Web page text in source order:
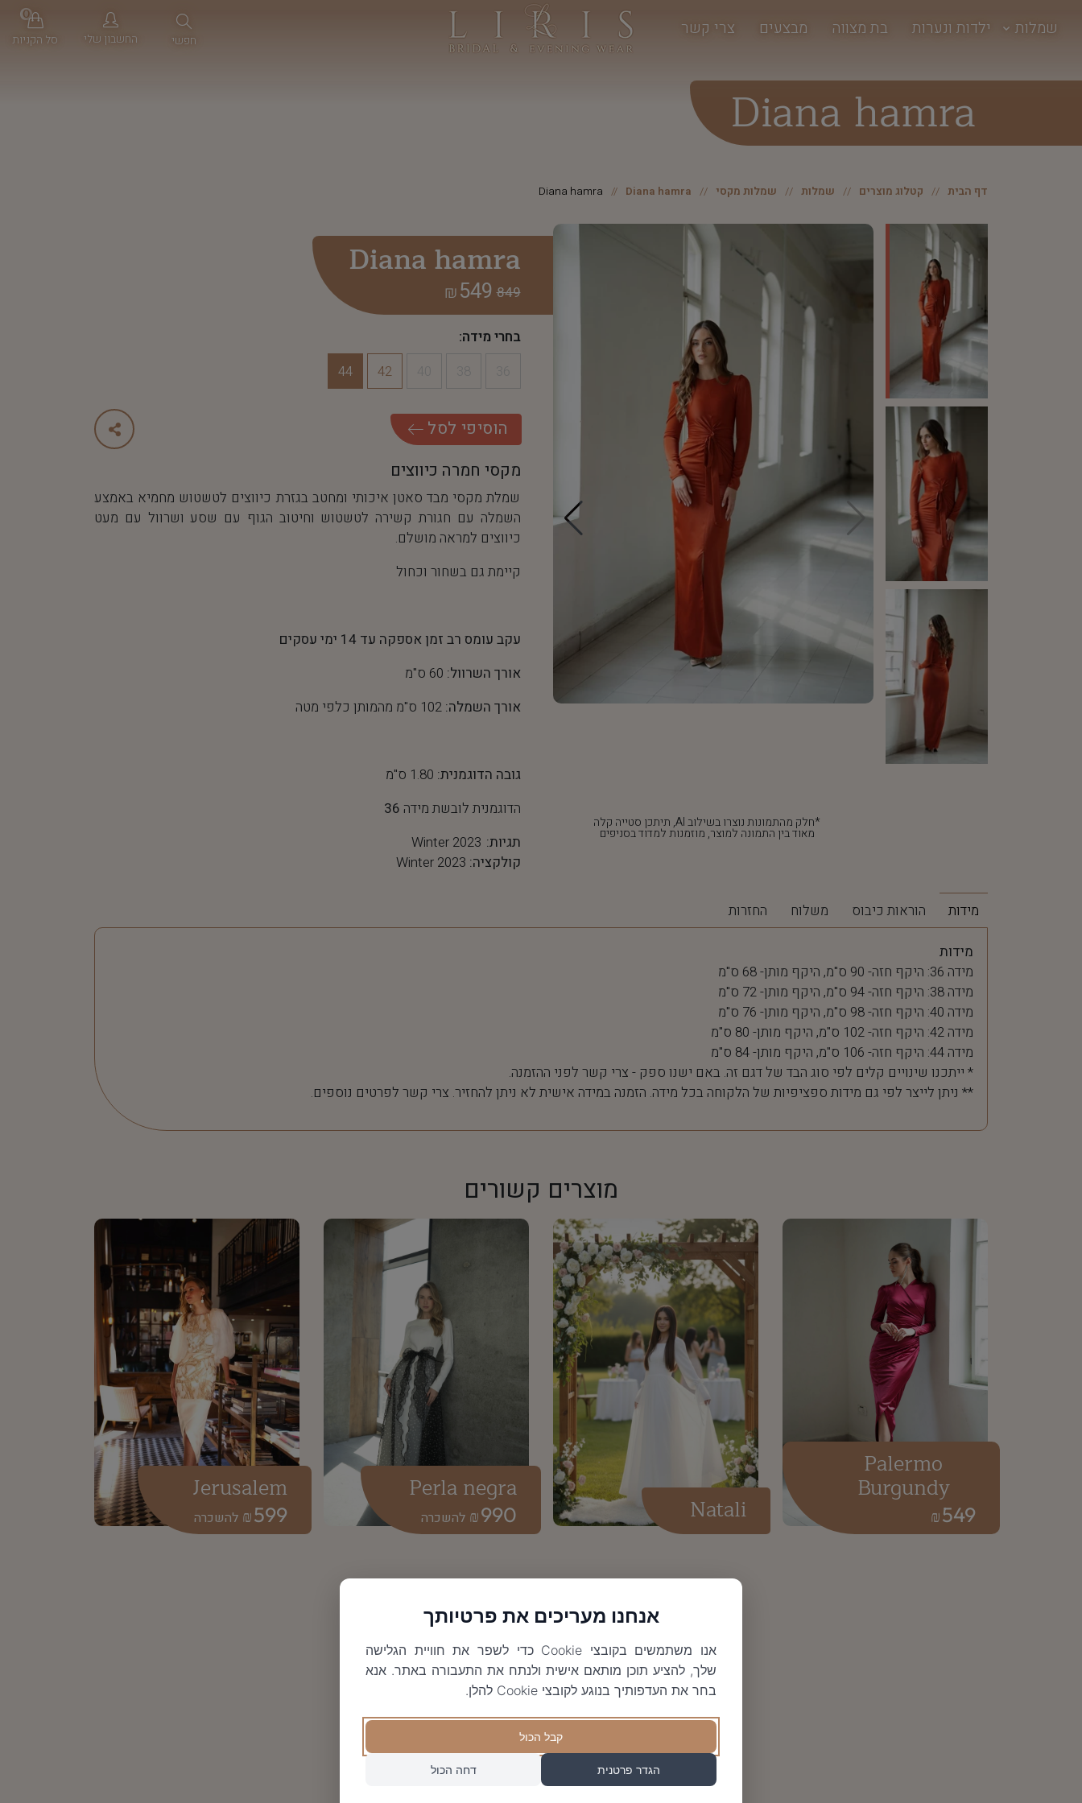
שמלות ילדות ונערות בת מצווה מבצעים צרי קשר
חפשי החשבון שלי סל הקניות
0
Diana hamra
דף הבית קטלוג מוצרים שמלות שמלות מקסי Diana hamra
Diana hamra
*חלק מהתמונות נוצרו בשילוב AI, תיתכן סטייה קלה
מאוד בין התמונה למוצר, מוזמנות למדוד בסניפים
Diana hamra
849
549
₪
בחרי מידה:
42
44
הוסיפי לסל
מקסי חמרה כיווצים
שמלת מקסי מבד סאטן איכותי ומחטב בגזרת כיווצים לטשטוש מחמיא באמצע
השמלה עם חגורת קשירה לטשטוש וחיטוב הגוף עם שסע ושרוול עם מעט
כיווצים למראה מושלם.
קיימת גם בשחור וכחול
עקב עומס רב זמן אספקה עד 14 ימי עסקים
אורך השרוול: 60 ס"מ
אורך השמלה: 102 ס"מ מהמותן כלפי מטה
גובה הדוגמנית: 1.80 ס"מ
הדוגמנית לובשת מידה 36
תגיות: Winter 2023
קולקציה: Winter 2023
מידות הוראות כיבוס משלוח החזרות
מידות
מידה 36: היקף חזה- 90 ס"מ, היקף מותן- 68 ס"מ
מידה 38: היקף חזה- 94 ס"מ, היקף מותן- 72 ס"מ
מידה 40: היקף חזה- 98 ס"מ, היקף מותן- 76 ס"מ
מידה 42: היקף חזה- 102 ס"מ, היקף מותן- 80 ס"מ
מידה 44: היקף חזה- 106 ס"מ, היקף מותן- 84 ס"מ
* ייתכנו שינויים קלים לפי סוג הבד של דגם זה. באם ישנו ספק - צרי קשר לפני ההזמנה.
** ניתן לייצר לפי גם מידות ספציפיות של הלקוחה בכל מידה. הזמנה במידה אישית לא ניתן להחזיר. צרי קשר לפרטים נוספים.
מוצרים קשורים
549
₪
Palermo
Burgundy
Natali
990
₪
Perla negra
599
₪
Jerusalem
אנחנו מעריכים את פרטיותך
אנו משתמשים בקובצי Cookie כדי לשפר את חוויית הגלישה
שלך, להציע תוכן מותאם אישית ולנתח את התעבורה באתר. אנא
בחר את העדפותיך בנוגע לקובצי Cookie להלן.
קבל הכול
הגדר פרטנית דחה הכול